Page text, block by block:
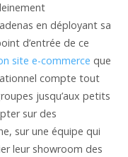
en déployant sa
d’entrée de ce
site e-commerce que
compte tout
jusqu’aux petits
sur des
sur une équipe qui
leur showroom des